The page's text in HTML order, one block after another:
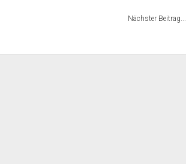
Nächster Beitrag...